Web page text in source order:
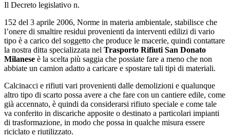
Il Decreto legislativo n.
152 del 3 aprile 2006, Norme in materia ambientale, stabilisce che
l’onere di smaltire residui provenienti da interventi edilizi di vario
tipo è a carico del soggetto che produce le macerie, quindi contattare
la nostra ditta specializzata nel Trasporto Rifiuti San Donato
Milanese è la scelta più saggia che possiate fare a meno che non
abbiate un camion adatto a caricare e spostare tali tipi di materiali.
Calcinacci e rifiuti vari provenienti dalle demolizioni e qualunque
altro tipo di scarto possa avere a che fare con un cantiere edile, come
già accennato, è quindi da considerarsi rifiuto speciale e come tale
va conferito in discariche apposite o destinato a particolari impianti
di trasformazione, in modo che possa in qualche misura essere
riciclato e riutilizzato.